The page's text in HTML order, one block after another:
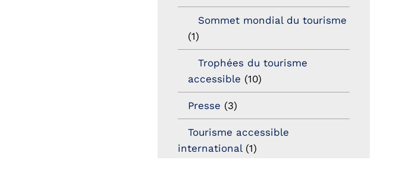
Sommet mondial du tourisme
(1)
Trophées du tourisme
accessible (10)
Presse (3)
Tourisme accessible
international(1)